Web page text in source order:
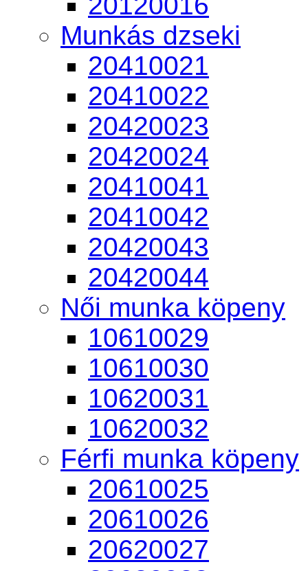
Munkás dzseki
20410021
20410022
20420023
20420024
20410041
20410042
20420043
20420044
Női munka köpeny
10610029
10610030
10620031
10620032
Férfi munka köpeny
20610025
20610026
20620027